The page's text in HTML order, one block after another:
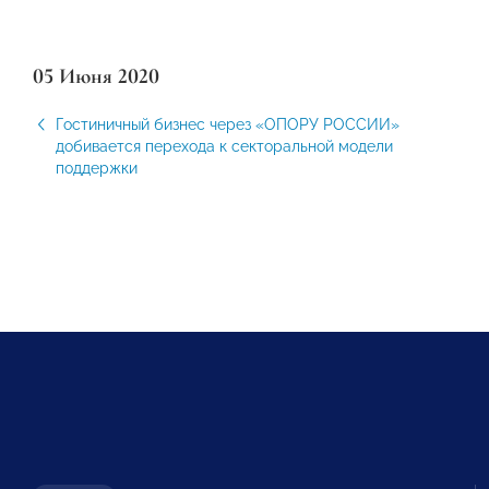
05 Июня 2020
Гостиничный бизнес через «ОПОРУ РОССИИ»
добивается перехода к секторальной модели
поддержки